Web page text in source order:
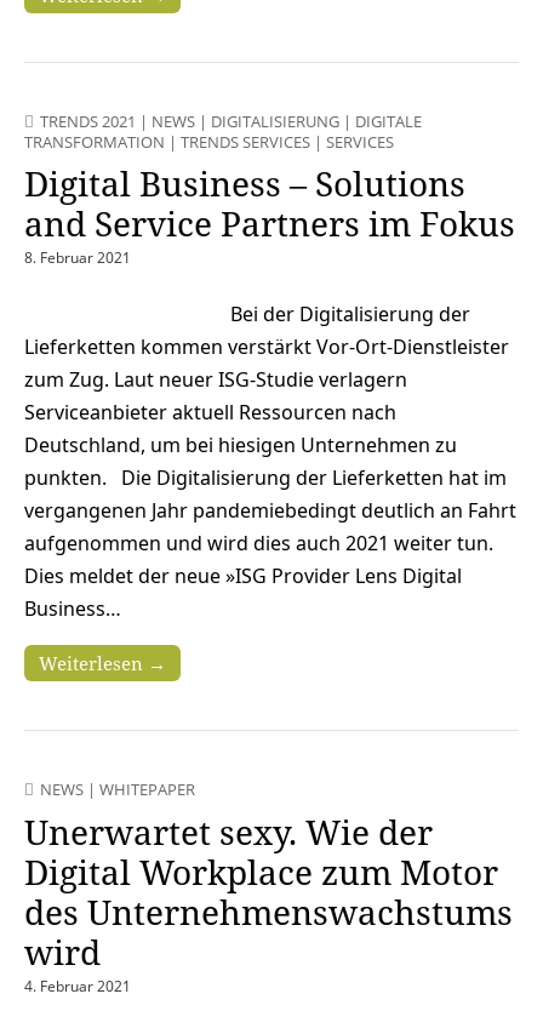
TRENDS 2021 | NEWS | DIGITALISIERUNG | DIGITALE
TRANSFORMATION | TRENDS SERVICES | SERVICES
Digital Business – Solutions
and Service Partners im Fokus
8. Februar 2021
Bei der Digitalisierung der
Lieferketten kommen verstärkt Vor-Ort-Dienstleister
zum Zug. Laut neuer ISG-Studie verlagern
Serviceanbieter aktuell Ressourcen nach
Deutschland, um bei hiesigen Unternehmen zu
punkten. Die Digitalisierung der Lieferketten hat im
vergangenen Jahr pandemiebedingt deutlich an Fahrt
aufgenommen und wird dies auch 2021 weiter tun.
Dies meldet der neue »ISG Provider Lens Digital
Business…
Weiterlesen →
NEWS | WHITEPAPER
Unerwartet sexy. Wie der
Digital Workplace zum Motor
des Unternehmenswachstums
wird
4. Februar 2021